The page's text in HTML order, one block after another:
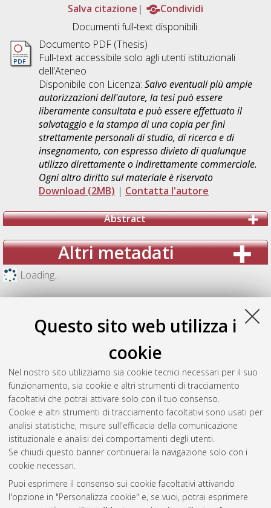
Questo sito web utilizza i
cookie
Nel nostro sito utilizziamo sia cookie tecnici necessari per il suo
funzionamento, sia cookie e altri strumenti di tracciamento
facoltativi che potrai attivare solo con il tuo consenso.
Cookie e altri strumenti di tracciamento facoltativi sono usati per
analisi statistiche, misure sull'efficacia della comunicazione
istituzionale e analisi dei comportamenti degli utenti.
Se chiudi questo banner continuerai la navigazione solo con i
cookie necessari.
Puoi esprimere il consenso sui cookie facoltativi attivando
l'opzione in "Personalizza cookie" e, se vuoi, potrai esprimere
Salva citazione
Condividi
Documenti full-text disponibili:
Documento PDF (Thesis)
Full-text accessibile solo agli utenti istituzionali
dell'Ateneo
Disponibile con Licenza: Salvo eventuali più ampie
autorizzazioni dell'autore, la tesi può essere
liberamente consultata e può essere effettuato il
salvataggio e la stampa di una copia per fini
strettamente personali di studio, di ricerca e di
insegnamento, con espresso divieto di qualunque
utilizzo direttamente o indirettamente commerciale.
Ogni altro diritto sul materiale è riservato
Download (2MB) | Contatta l'autore
Abstract
Altri metadati
Loading...
Gestione del documento:
Atom
Rss 1.0